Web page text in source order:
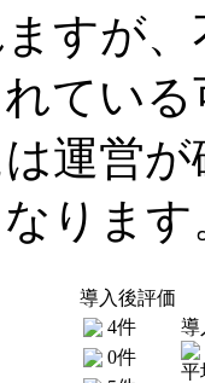
すが
ている
運営が
ります
導入後評価
4件
0件
導
平